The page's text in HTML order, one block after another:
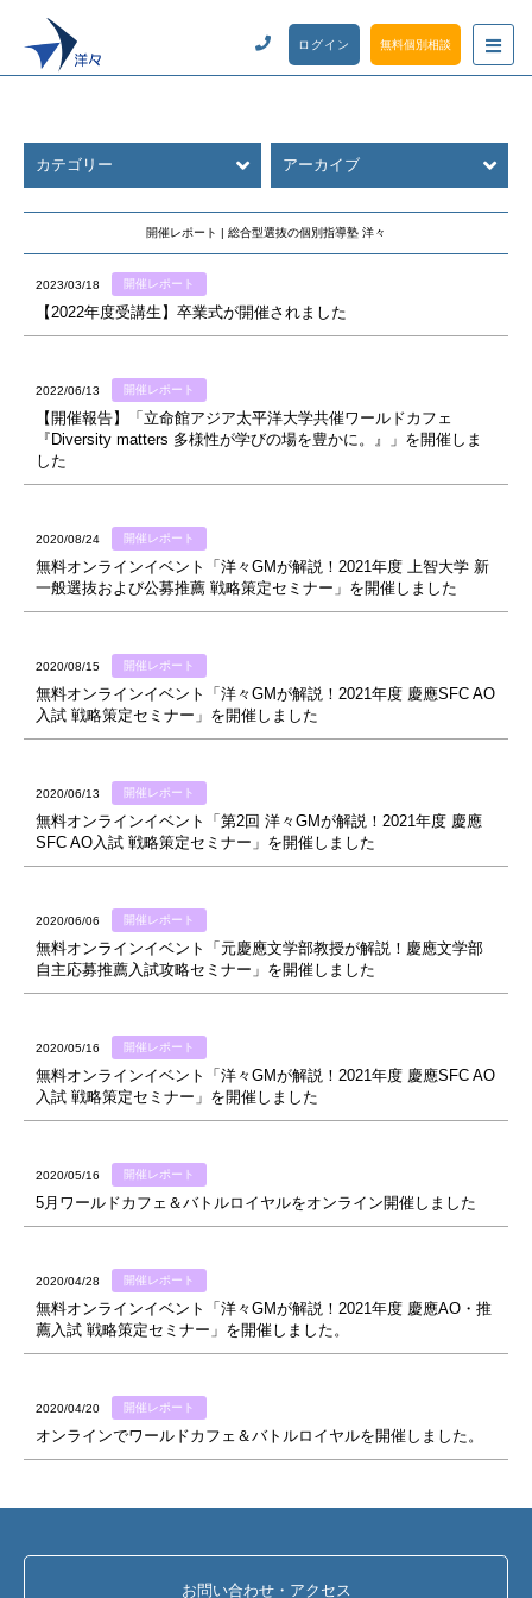
ログイン 無料個別相談
カテゴリー アーカイブ
開催レポート | 総合型選抜の個別指導塾 洋々
2023/03/18 開催レポート
【2022年度受講生】卒業式が開催されました
2022/06/13 開催レポート
【開催報告】「立命館アジア太平洋大学共催ワールドカフェ
『Diversity matters 多様性が学びの場を豊かに。』」を開催しま
した
2020/08/24 開催レポート
無料オンラインイベント「洋々GMが解説！2021年度 上智大学 新
一般選抜および公募推薦 戦略策定セミナー」を開催しました
2020/08/15 開催レポート
無料オンラインイベント「洋々GMが解説！2021年度 慶應SFC AO
入試 戦略策定セミナー」を開催しました
2020/06/13 開催レポート
無料オンラインイベント「第2回 洋々GMが解説！2021年度 慶應
SFC AO入試 戦略策定セミナー」を開催しました
2020/06/06 開催レポート
無料オンラインイベント「元慶應文学部教授が解説！慶應文学部
自主応募推薦入試攻略セミナー」を開催しました
2020/05/16 開催レポート
無料オンラインイベント「洋々GMが解説！2021年度 慶應SFC AO
入試 戦略策定セミナー」を開催しました
2020/05/16 開催レポート
5月ワールドカフェ＆バトルロイヤルをオンライン開催しました
2020/04/28 開催レポート
無料オンラインイベント「洋々GMが解説！2021年度 慶應AO・推
薦入試 戦略策定セミナー」を開催しました。
2020/04/20 開催レポート
オンラインでワールドカフェ＆バトルロイヤルを開催しました。
お問い合わせ・アクセス